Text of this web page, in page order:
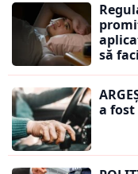
să
a